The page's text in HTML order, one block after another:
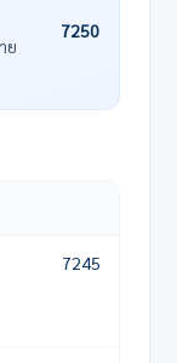
ย
7250
7245